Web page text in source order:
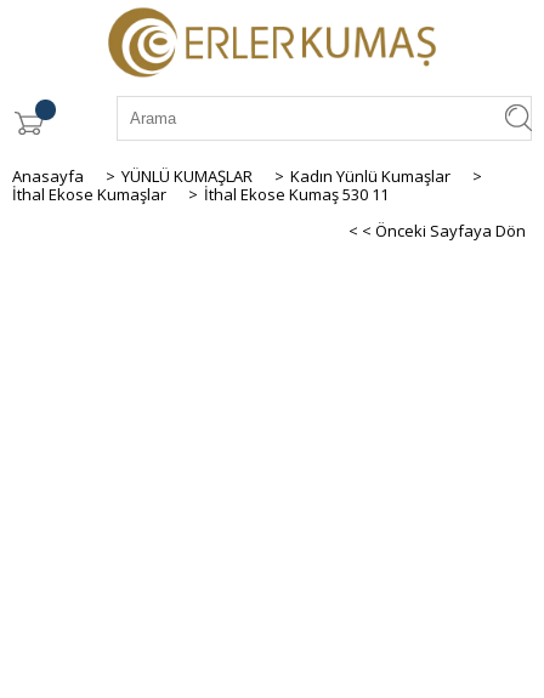
Anasayfa > YÜNLÜ KUMAŞLAR > Kadın Yünlü Kumaşlar
>
İthal Ekose Kumaşlar
> İthal Ekose Kumaş 530 11
< < Önceki Sayfaya Dön